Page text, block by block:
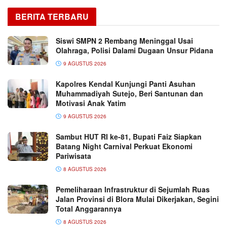
BERITA TERBARU
Siswi SMPN 2 Rembang Meninggal Usai
Olahraga, Polisi Dalami Dugaan Unsur Pidana
9 AGUSTUS 2026
Kapolres Kendal Kunjungi Panti Asuhan
Muhammadiyah Sutejo, Beri Santunan dan
Motivasi Anak Yatim
9 AGUSTUS 2026
Sambut HUT RI ke-81, Bupati Faiz Siapkan
Batang Night Carnival Perkuat Ekonomi
Pariwisata
8 AGUSTUS 2026
Pemeliharaan Infrastruktur di Sejumlah Ruas
Jalan Provinsi di Blora Mulai Dikerjakan, Segini
Total Anggarannya
8 AGUSTUS 2026